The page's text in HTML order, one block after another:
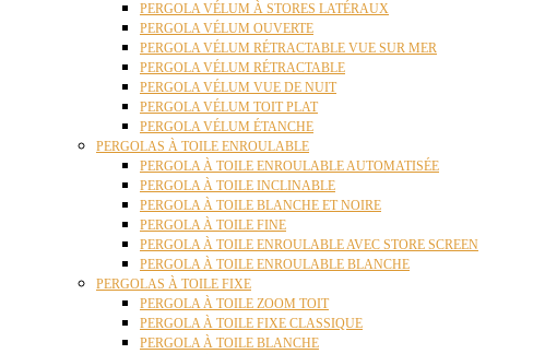
PERGOLA VÉLUM À STORES LATÉRAUX
PERGOLA VÉLUM OUVERTE
PERGOLA VÉLUM RÉTRACTABLE VUE SUR MER
PERGOLA VÉLUM RÉTRACTABLE
PERGOLA VÉLUM VUE DE NUIT
PERGOLA VÉLUM TOIT PLAT
PERGOLA VÉLUM ÉTANCHE
PERGOLAS À TOILE ENROULABLE
PERGOLA À TOILE ENROULABLE AUTOMATISÉE
PERGOLA À TOILE INCLINABLE
PERGOLA À TOILE BLANCHE ET NOIRE
PERGOLA À TOILE FINE
PERGOLA À TOILE ENROULABLE AVEC STORE SCREEN
PERGOLA À TOILE ENROULABLE BLANCHE
PERGOLAS À TOILE FIXE
PERGOLA À TOILE ZOOM TOIT
PERGOLA À TOILE FIXE CLASSIQUE
PERGOLA À TOILE BLANCHE